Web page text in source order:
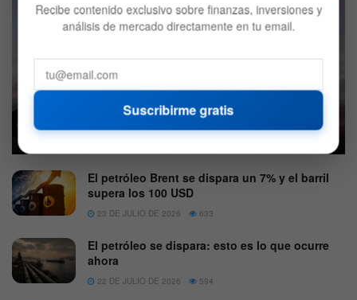
El petróleo se dispara tras anuncio de Trump
29 DE JULIO DE 2026 601
El petróleo Brent se dispara un 7% y el barril
supera los 100 USD
23 DE JULIO DE 2026 633
El petróleo se dispara: esto es lo que ocurre
ahora
22 DE JULIO DE 2026 594
Recibe contenido exclusivo sobre finanzas, inversiones y
análisis de mercado directamente en tu email.
Suscribirme gratis